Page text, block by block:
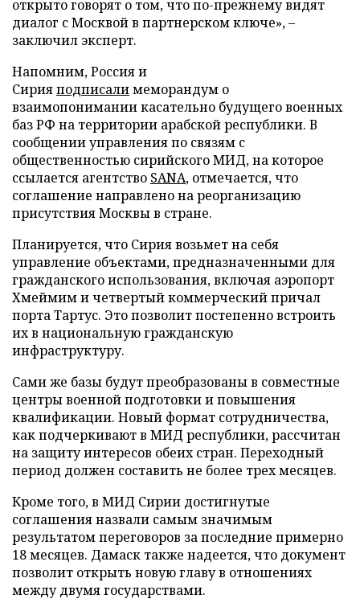
открыто говорят о том, что по-прежнему видят
диалог с Москвой в партнерском ключе», –
заключил эксперт.
Напомним, Россия и
Сирияподписалимеморандум о
взаимопонимании касательно будущего военных
баз РФ на территории арабской республики. В
сообщении управления по связям с
общественностью сирийского МИД, на которое
ссылается агентство SANA, отмечается, что
соглашение направлено на реорганизацию
присутствия Москвы в стране.
Планируется, что Сирия возьмет на себя
управление объектами, предназначенными для
гражданского использования, включая аэропорт
Хмеймим и четвертый коммерческий причал
порта Тартус. Это позволит постепенно встроить
их в национальную гражданскую
инфраструктуру.
Сами же базы будут преобразованы в совместные
центры военной подготовки и повышения
квалификации. Новый формат сотрудничества,
как подчеркивают в МИД республики, рассчитан
на защиту интересов обеих стран. Переходный
период должен составить не более трех месяцев.
Кроме того, в МИД Сирии достигнутые
соглашения назвали самым значимым
результатом переговоров за последние примерно
18 месяцев. Дамаск также надеется, что документ
позволит открыть новую главу в отношениях
между двумя государствами.